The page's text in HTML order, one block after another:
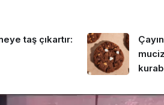
taş çıkartır: